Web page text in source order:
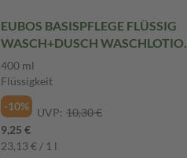
EUBOS BASISPFLEGE FLÜSSIG
WASCH+DUSCH WASCHLOTION
Nachfüllbeutel 400 ml Flüssigkeit
400 ml
Flüssigkeit
-10%
UVP: 10,30 €
9,25 €
23,13 € / 1 l